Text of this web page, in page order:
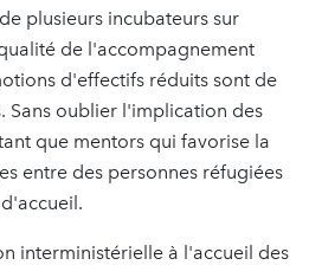
plusieurs incubateurs sur
de l'accompagnement
d'effectifs réduits sont de
Sans oublier l'implication des
que mentors qui favorise la
entre des personnes réfugiées
interministérielle à l'accueil des